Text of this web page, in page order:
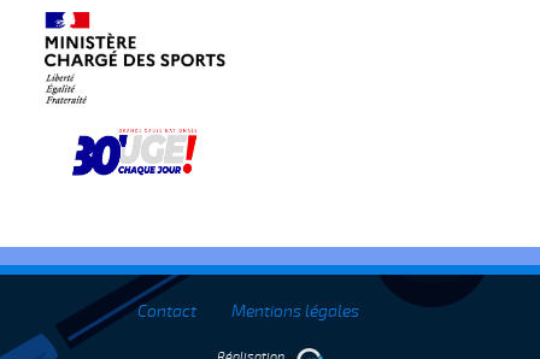
Contact Mentions légales